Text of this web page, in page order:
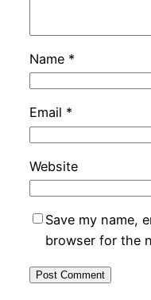
Name *
Email *
Website
Save my name,
browser for the